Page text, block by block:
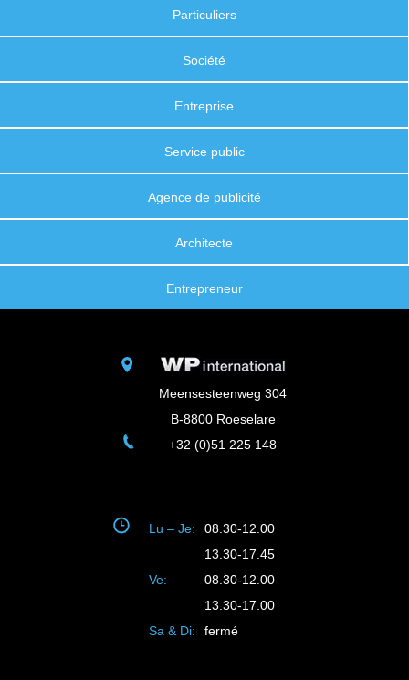
Particuliers
Société
Entreprise
Service public
Agence de publicité
Architecte
Entrepreneur
Meensesteenweg 304
B-8800 Roeselare
+32 (0)51 225 148
Lu – Je:
08.30-12.00
13.30-17.45
Ve:
08.30-12.00
13.30-17.00
Sa & Di:
fermé